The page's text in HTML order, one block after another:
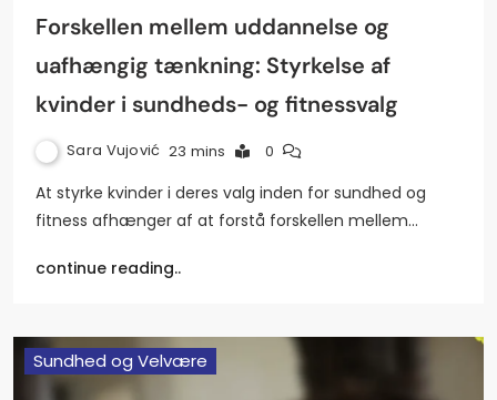
Forskellen mellem uddannelse og
uafhængig tænkning: Styrkelse af
kvinder i sundheds- og fitnessvalg
Sara Vujović 23 mins 0
At styrke kvinder i deres valg inden for sundhed og
fitness afhænger af at forstå forskellen mellem…
continue reading..
Sundhed og Velvære